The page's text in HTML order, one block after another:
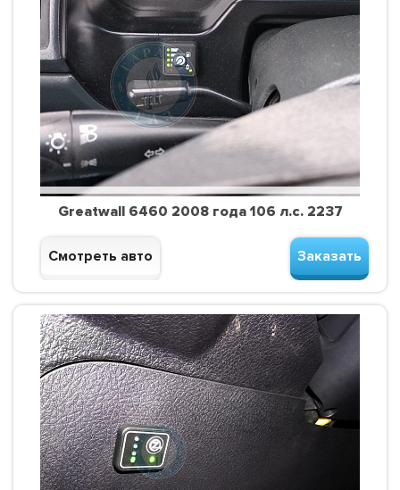
Greatwall 6460 2008 года 106 л.с. 2237
Смотреть авто Заказать